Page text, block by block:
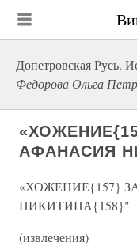
Допетровская Русь.
Федорова Ольга
АФАНАСИЯ
«ХОЖЕНИЕ{157}
НИКИТИНА{158}"
(извлечения)